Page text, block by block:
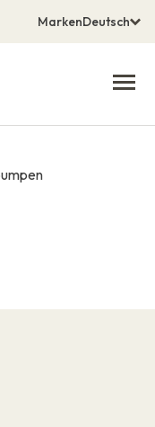
MarkenDeutsch